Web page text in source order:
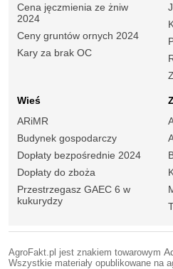
Cena jęczmienia ze żniw
2024
Ceny gruntów ornych 2024
Kary za brak OC
Wieś
ARiMR
Budynek gospodarczy
Dopłaty bezpośrednie 2024
Dopłaty do zboża
Przestrzegasz GAEC 6 w
kukurydzy
AgroFakt.pl jest znakiem towarowym
Wszystkie materiały opublikowane na